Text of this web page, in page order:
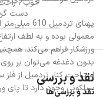
پهنای
بدون دغدغه می‌توان بر روی
استراحت کنار تردمیل از
سیلکونی وجود دارد تا پای
دست
نقد و بررسی
نقد و بررسی‌ها